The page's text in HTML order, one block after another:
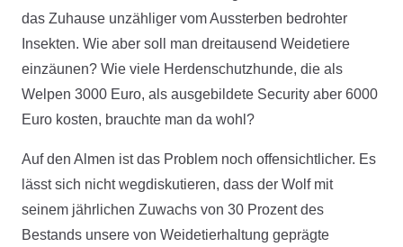
das Zuhause unzähliger vom Aussterben bedrohter
Insekten. Wie aber soll man dreitausend Weidetiere
einzäunen? Wie viele Herdenschutzhunde, die als
Welpen 3000 Euro, als ausgebildete Security aber 6000
Euro kosten, brauchte man da wohl?
Auf den Almen ist das Problem noch offensichtlicher. Es
lässt sich nicht wegdiskutieren, dass der Wolf mit
seinem jährlichen Zuwachs von 30 Prozent des
Bestands unsere von Weidetierhaltung geprägte